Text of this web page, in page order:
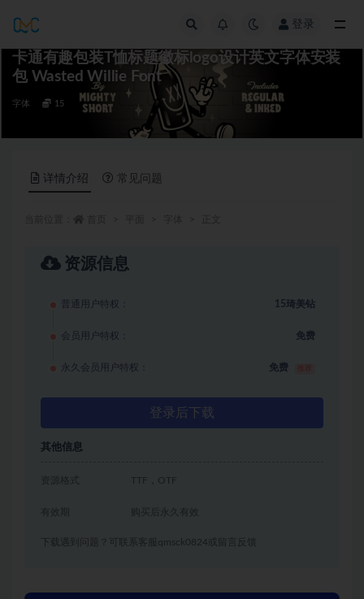
登录
卡通有趣包装T恤标题徽标logo设计英文字体安装
包 Wasted Willie Font
字体 15
详情介绍 常见问题
资源信息
普通用户特权： 15琦美钻
会员用户特权： 免费
永久会员用户特权： 免费
登录后下载
其他信息
资源格式 TTF，OTF
有效期 购买后永久有效
下载遇到问题？可联系客服qmsck0824或留言反馈